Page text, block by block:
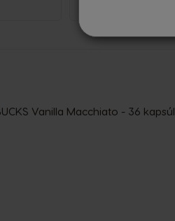
Vanilla Macchiato - 36 kapsúl